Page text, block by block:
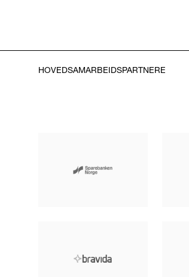
HOVEDSAMARBEIDSPARTNERE